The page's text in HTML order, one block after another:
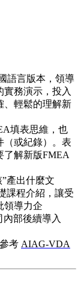
語言版本，領導
務演示，投入
、輕鬆的理解新
填表思維，也
（或紀錄）。表
了解新版FMEA
產出什麼文
課程介紹，讓受
領導力企
部後續導入
考 AIAG-VDA